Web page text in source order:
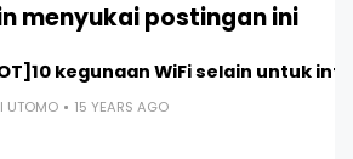
menyukai postingan ini
kegunaan WiFi selain untuk
UTOMO 15 YEARS AGO